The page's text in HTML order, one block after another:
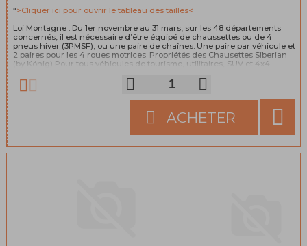
“>Cliquer ici pour ouvrir le tableau des tailles<
Loi Montagne : Du 1er novembre au 31 mars, sur les 48 départements
concernés, il est nécessaire d’être équipé de chaussettes ou de 4
pneus hiver (3PMSF), ou une paire de chaînes. Une paire par véhicule et
2 paires pour les 4 roues motrices. Propriétés des Chausettes Siberian
(by König) Pour tous véhicules de tourisme, utilitaires, SUV et 4x4.
Norme EN 16662-1. Facile à mettre en place. Aucun dommage aux roues.
Comportement sans vibration ni bruit. Légères, faciles à manipuler et à
transporter. Produits conçus pour résister à des conditions externes et
alternants neige, glace et asphalte. Composition: 100% Polyolefin.
>Cliquez pour tout savoir sur la loi montagne<“
ACHETER